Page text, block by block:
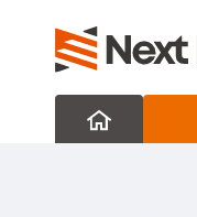
機械・電気・ITエンジニア